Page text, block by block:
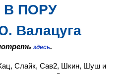
В ПОРУ
Валацуга
здесь.
Слайк, Сав2, Шкин, Шуш и